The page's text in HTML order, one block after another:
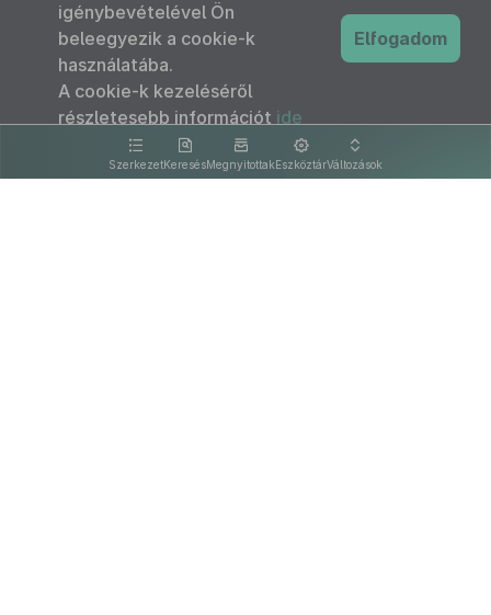
SzerkezetKeresésMegnyitottakEszköztárVáltozások
igénybevételével Ön
beleegyezik a cookie-k
használatába.
A cookie-k kezeléséről
részletesebb információt ide
kattintva olvashat.
Elfogadom